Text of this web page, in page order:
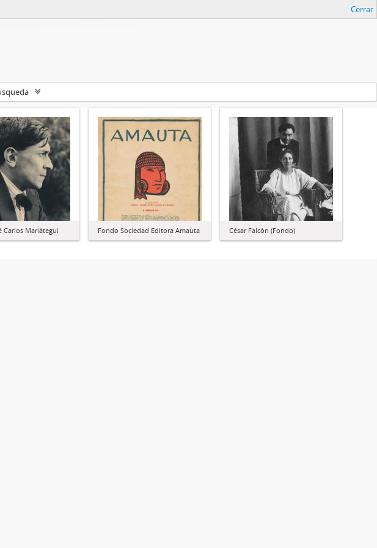
Cerrar
Carlos Mariátegui Fondo Sociedad Editora Amauta César Falcón (Fondo)